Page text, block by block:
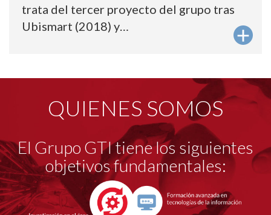
trata del tercer proyecto del grupo tras
Ubismart (2018) y…
QUIENES SOMOS
El Grupo GTI tiene los siguientes
objetivos fundamentales: